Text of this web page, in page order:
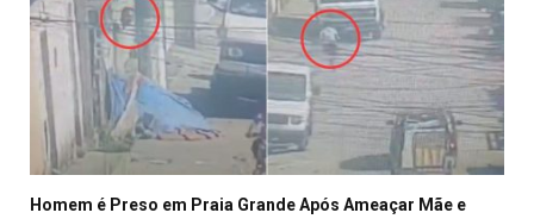
Homem é Preso em Praia Grande Após Ameaçar Mãe e